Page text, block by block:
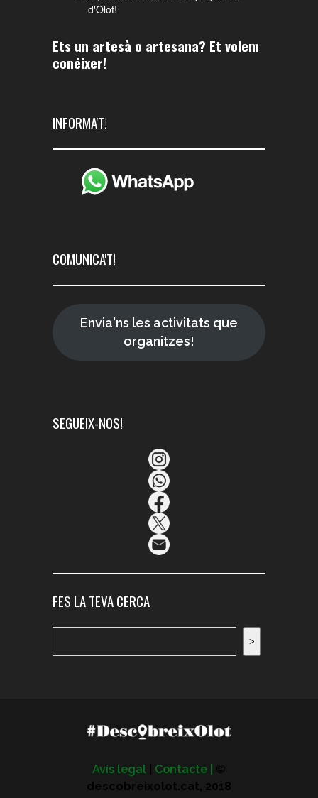
Ets un artesà o artesana? Et volem
conéixer!
INFORMA'T!
COMUNICA'T!
Envia'ns les activitats que
organitzes!
SEGUEIX-NOS!
FES LA TEVA CERCA
>
Avís legal Contacte |
©
descobreixolot.cat, 2018